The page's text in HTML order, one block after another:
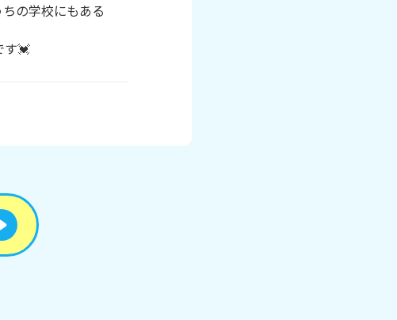
の学校にもある
す︎💓